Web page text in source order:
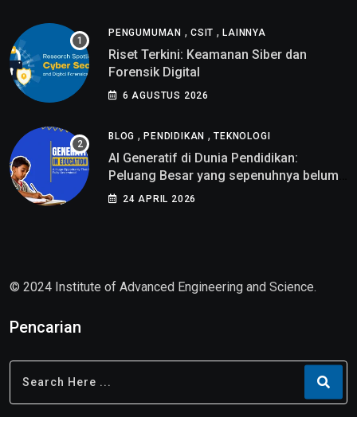
PENGUMUMAN , CSIT ,LAINNYA
Riset Terkini: Keamanan Siber dan
Forensik Digital
6 AGUSTUS 2026
BLOG ,PENDIDIKAN ,TEKNOLOGI
AI Generatif di Dunia Pendidikan:
Peluang Besar yang sepenuhnya belum
di pahami
24 APRIL 2026
© 2024 Institute of Advanced Engineering and Science.
Pencarian